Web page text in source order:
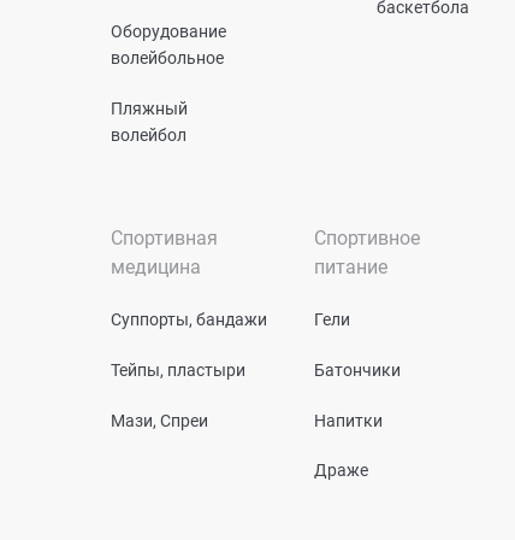
Оборудование
волейбольное
Пляжный
волейбол
баскетбола
Спортивная
медицина
Суппорты, бандажи
Тейпы, пластыри
Мази, Спреи
Спортивное
питание
Гели
Батончики
Напитки
Драже